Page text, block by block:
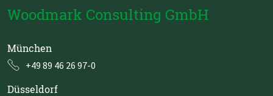
Woodmark Consulting GmbH
München
+49 89 46 26 97-0
Düsseldorf